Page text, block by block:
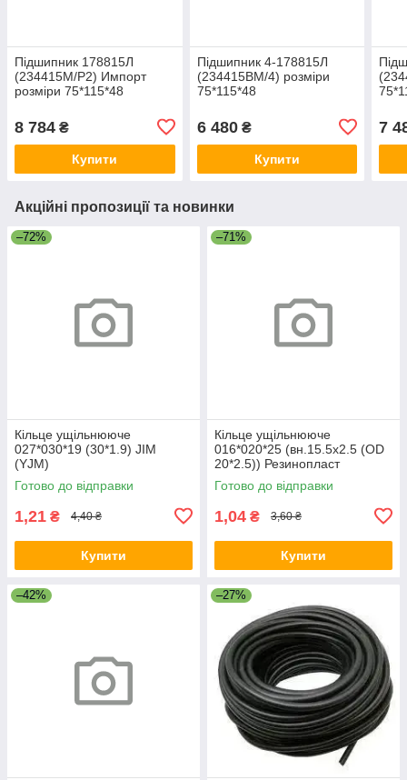
Підшипник 178815Л
(234415M/P2) Импорт
розміри 75*115*48
8 784 ₴
Купити
Підшипник 4-178815Л
(234415BM/4) розміри
75*115*48
6 480₴
Купити
7
Акційні пропозиції та новинки
–72%
Кільце ущільнююче
027*030*19 (30*1.9) JIM
(YJM)
Готово до відправки
1,21 ₴ 4,40 ₴
Купити
–71%
Кільце ущільнююче
016*020*25 (вн.15.5х2.5 (OD
20*2.5)) Резинопласт
Готово до відправки
1,04 ₴ 3,60 ₴
Купити
–42% –27%